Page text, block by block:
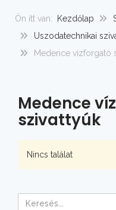
Ön itt van: Kezdőlap
Uszodatechnikai
Medence vízforgató
Medence
szivattyúk
Nincs találat